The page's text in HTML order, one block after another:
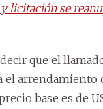
licitación se
que el
el arrendamiento
base es de